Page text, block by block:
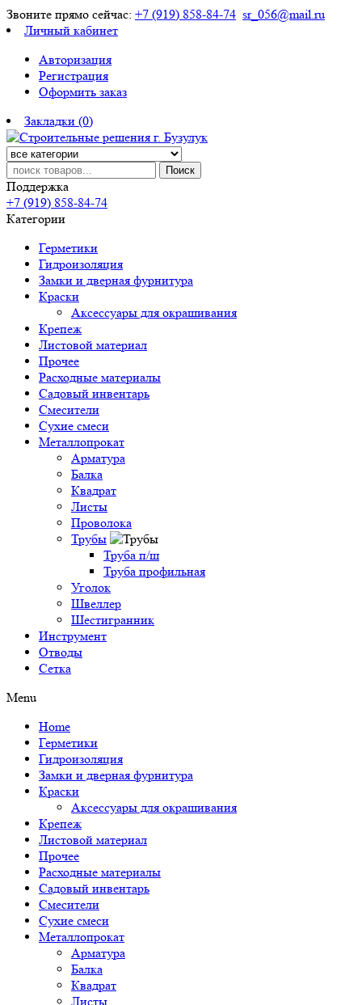
Звоните прямо сейчас: +7 (919) 858-84-74 sr_056@mail.ru
Личный кабинет
Авторизация
Регистрация
Оформить заказ
Закладки (0)
Поиск
Поддержка
+7 (919) 858-84-74
Категории
Герметики
Гидроизоляция
Замки и дверная фурнитура
Краски
Аксессуары для окрашивания
Крепеж
Листовой материал
Прочее
Расходные материалы
Садовый инвентарь
Смесители
Сухие смеси
Металлопрокат
Арматура
Балка
Квадрат
Листы
Проволока
Трубы
Труба п/ш
Труба профильная
Уголок
Швеллер
Шестигранник
Инструмент
Отводы
Сетка
Menu
Home
Герметики
Гидроизоляция
Замки и дверная фурнитура
Краски
Аксессуары для окрашивания
Крепеж
Листовой материал
Прочее
Расходные материалы
Садовый инвентарь
Смесители
Сухие смеси
Металлопрокат
Арматура
Балка
Квадрат
Листы